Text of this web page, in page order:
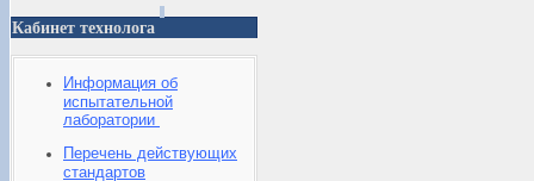
Кабинет технолога
Информация об
испытательной
лаборатории
Перечень действующих
стандартов